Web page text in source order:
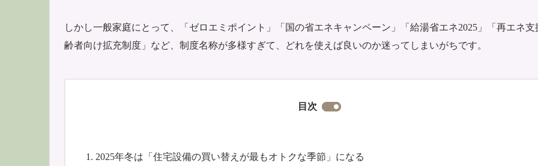
しかし一般家庭にとって、「ゼロエミポイント」「国の省エネキャンペーン」「給湯省エネ2025」「再エネ支
齢者向け拡充制度」など、制度名称が多様すぎて、どれを使えば良いのか迷ってしまいがちです。
目次
2025年冬は「住宅設備の買い替えが最もオトクな季節」になる